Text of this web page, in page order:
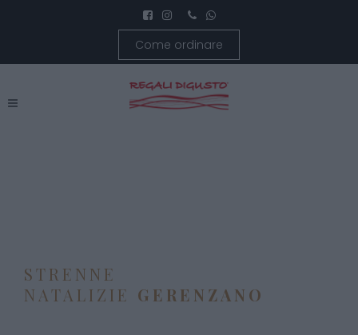
Come ordinare
STRENNE
NATALIZIE GERENZANO